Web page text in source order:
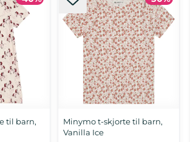
til barn,
Minymo t-skjorte til barn,
Vanilla Ice